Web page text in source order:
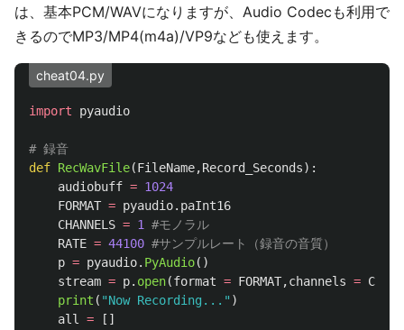
は、基本PCM/WAVになりますが、Audio Codecも利用で
きるのでMP3/MP4(m4a)/VP9なども使えます。
cheat04.py
import pyaudio
def RecWavFile(FileName,Record_Seconds):
audiobuff = 1024
FORMAT = pyaudio. paInt16
CHANNELS = 1
RATE = 44100
p = pyaudio. PyAudio()
stream = p. open(format = FORMAT,channels =
print ( "Now Recording... " )
all
=
[]